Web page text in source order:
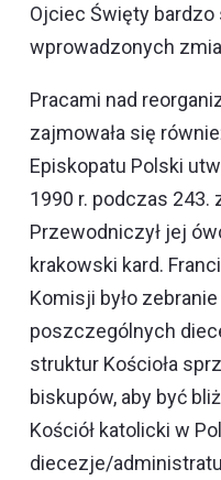
Ojciec Święty bardzo
wprowadzonych
Pracami nad
zajmowała się
Episkopatu Polski
1990 r. podczas 243.
Przewodniczył jej
krakowski kard.
Komisji było
poszczególnych
struktur Kościoła
biskupów, aby być
Kościół katolicki w
diecezje/